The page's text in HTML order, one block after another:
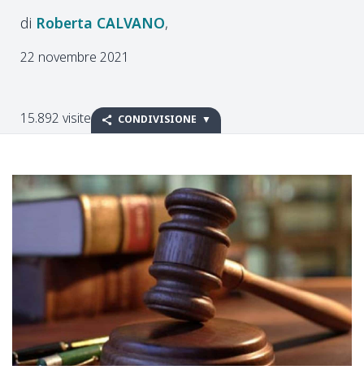
Roberta CALVANO
22 novembre 2021
15.892 visite CONDIVISIONE